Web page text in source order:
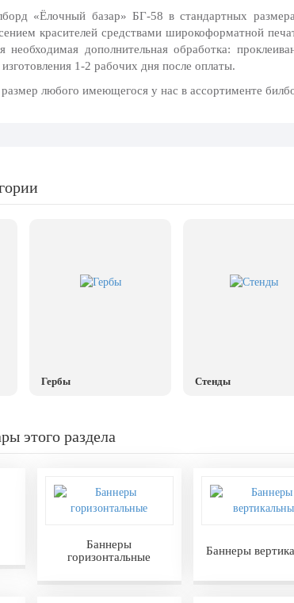
«Ёлочный базар» БГ-58 в стандартных
красителей средствами широкоформатной
дополнительная обработка:
1-2 рабочих дня после оплаты.
любого имеющегося у нас в ассортименте
Гербы Стенды
этого раздела
Баннеры
горизонтальные
Баннеры